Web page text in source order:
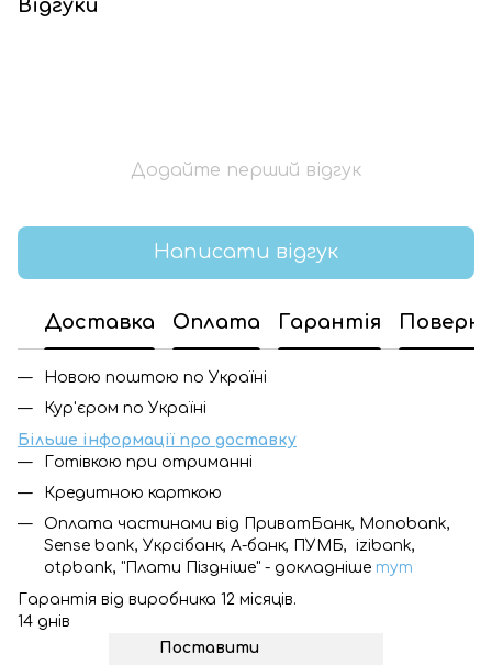
Відгуки
Додайте перший відгук
Написати відгук
Доставка Оплата Гарантія
Новою поштою по Україні
Кур'єром по Україні
Більше інформації про доставку
Готівкою при отриманні
Кредитною карткою
Оплата частинами від ПриватБанк, Monobank,
Sense bank, Укрсібанк, А-банк, ПУМБ, izibank,
otpbank, "Плати Піздніше" - докладніше тут
Гарантія від виробника 12 місяців.
14 днів
Поставити